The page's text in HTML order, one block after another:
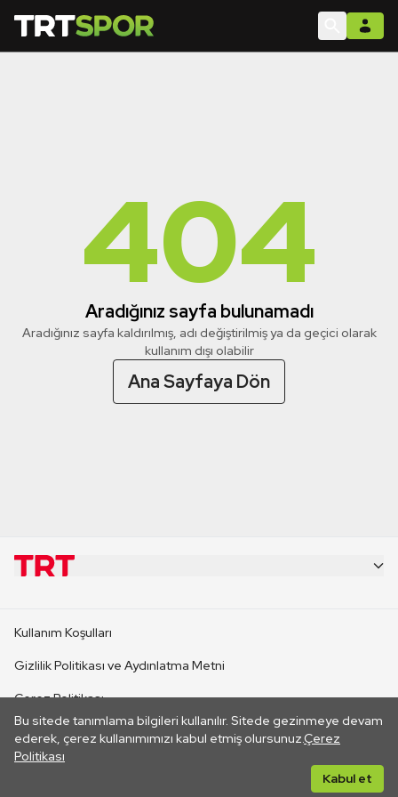
404
Aradığınız sayfa bulunamadı
Aradığınız sayfa kaldırılmış, adı değiştirilmiş ya da geçici olarak
kullanım dışı olabilir
Ana Sayfaya Dön
Bu sitede tanımlama bilgileri kullanılır. Sitede gezinmeye devam
ederek, çerez kullanımımızı kabul etmiş olursunuz.Çerez
Politikası
Kabul et
CANLI YAYINLAR
Kullanım Koşulları
Gizlilik Politikası ve Aydınlatma Metni
Çerez Politikası
İletişim
Her hakkı saklıdır. ©2026 TRT. Bağlantı yoluyla gidilen dış